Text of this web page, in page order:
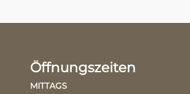
Öffnungszeiten
MITTAGS